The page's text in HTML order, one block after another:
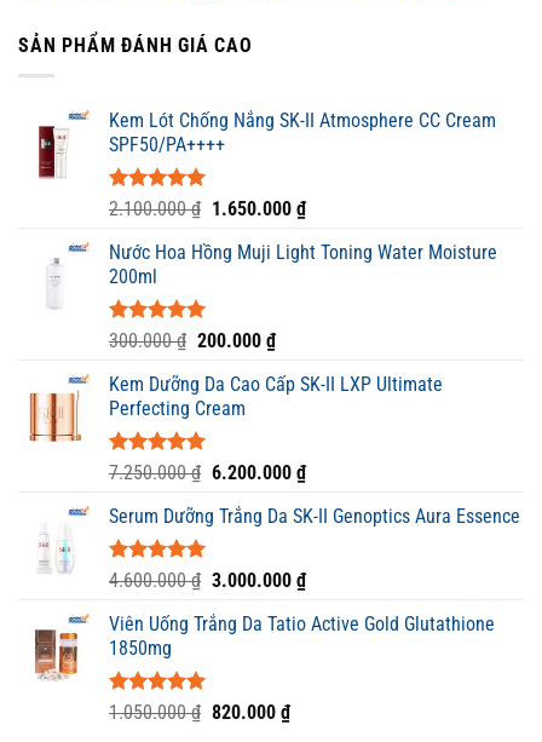
SẢN PHẨM ĐÁNH GIÁ CAO
Kem Lót Chống Nắng SK-II Atmosphere CC Cream
SPF50/PA++++
Được xếp
5 sao
2.100.000₫ Giá
là:
1.650.000 ₫Giá
tại
Nước Hoa Hồng Muji Light Toning Water Moisture
200ml
Được xếp
5.00
5 sao
300.000₫ Giá
là:
300.000 ₫.
200.000 ₫Giá
tại
Kem Dưỡng Da Cao Cấp SK-II LXP Ultimate
Perfecting Cream
Được xếp
5 sao
7.250.000₫ Giá
là:
6.200.000 ₫Giá
tại
6.200.000 ₫.
Serum Dưỡng Trắng Da SK-II Genoptics Aura Essence
Được xếp
5 sao
4.600.000₫ Giá
là:
3.000.000 ₫Giá
tại
Viên Uống Trắng Da Tatio Active Gold Glutathione
1850mg
Được xếp
1.050.000₫ Giá
820.000 ₫Giá